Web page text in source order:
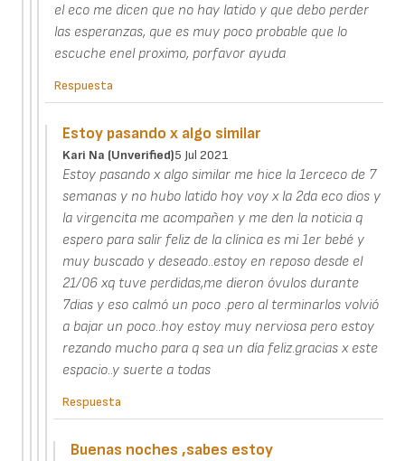
el eco me dicen que no hay latido y que debo perder
las esperanzas, que es muy poco probable que lo
escuche enel proximo, porfavor ayuda
Respuesta
Estoy pasando x algo similar
Kari Na (unverified)5 Jul 2021
Estoy pasando x algo similar me hice la 1erceco de 7
semanas y no hubo latido hoy voy x la 2da eco dios y
la virgencita me acompañen y me den la noticia q
espero para salir feliz de la clínica es mi 1er bebé y
muy buscado y deseado..estoy en reposo desde el
21/06 xq tuve perdidas,me dieron óvulos durante
7dias y eso calmó un poco .pero al terminarlos volvió
a bajar un poco..hoy estoy muy nerviosa pero estoy
rezando mucho para q sea un día feliz.gracias x este
espacio..y suerte a todas
Respuesta
Buenas noches ,sabes estoy